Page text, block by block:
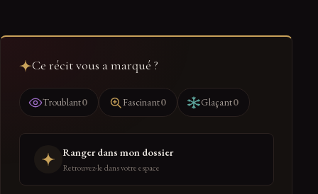
Ce récit vous a marqué ?
Troublant0 Fascinant0 Glaçant0
Ranger dans mon dossier
Retrouvez-le dans votre espace